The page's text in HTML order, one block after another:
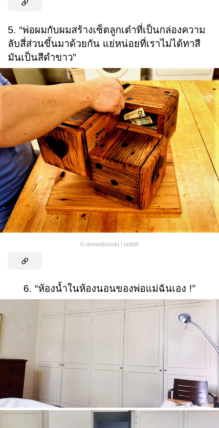
5. “พ่อผมกับผมสร้างเซ็ตลูกเต๋าที่เป็นกล่องความ
ลับสี่ส่วนขึ้นมาด้วยกัน แย่หน่อยที่เราไม่ได้ทาสี
มันเป็นสีดำขาว”
© drewstoinski / reddit
6. “ห้องน้ำในห้องนอนของพ่อแม่ฉันเอง !”